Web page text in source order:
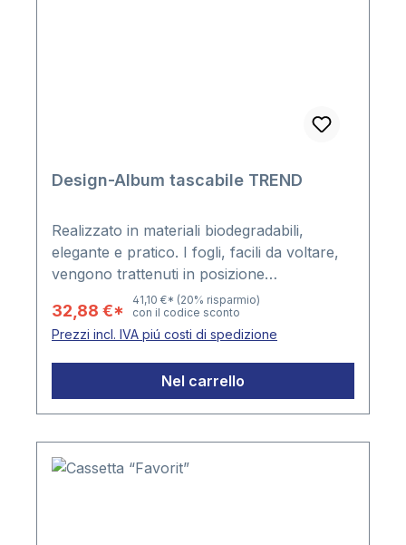
Design-Album tascabile TREND
Realizzato in materiali biodegradabili,
elegante e pratico. I fogli, facili da voltare,
vengono trattenuti in posizione
perfettamente piana dal funzionale
meccanismo ad anello.32 facciate bianche
con 10 listelli in pergamin e foglio di
riparo.Formato: 240 x 300 x 22 mm.
32,88 €*
41,10 €* (20% risparmio)
con il codice sconto
Prezzi incl. IVA piú costi di spedizione
Nel carrello